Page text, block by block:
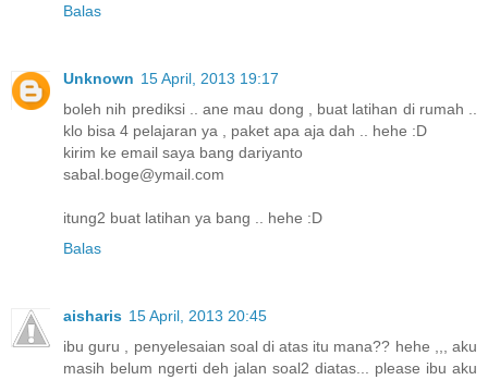
Balas
Unknown 15 April, 2013 19:17
boleh nih prediksi .. ane mau dong , buat latihan di rumah ..
klo bisa 4 pelajaran ya , paket apa aja dah .. hehe :D
kirim ke email saya bang dariyanto
sabal.boge@ymail.com
itung2 buat latihan ya bang .. hehe :D
Balas
aisharis 15 April, 2013 20:45
ibu guru , penyelesaian soal di atas itu mana?? hehe ,,, aku
masih belum ngerti deh jalan soal2 diatas... please ibu aku